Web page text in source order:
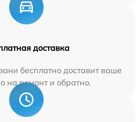
доставка
бесплатно доставит ваше
на ремонт и обратно.